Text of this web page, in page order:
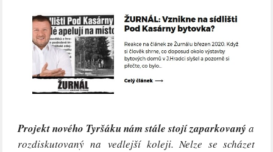
Projekt nového Tyršáku nám stále stojí zaparkovaný a
rozdiskutovaný na vedlejší koleji. Nelze se scházet